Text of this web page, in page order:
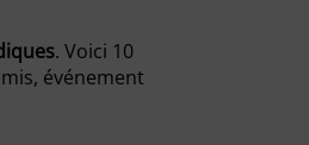
. Voici 10
événement